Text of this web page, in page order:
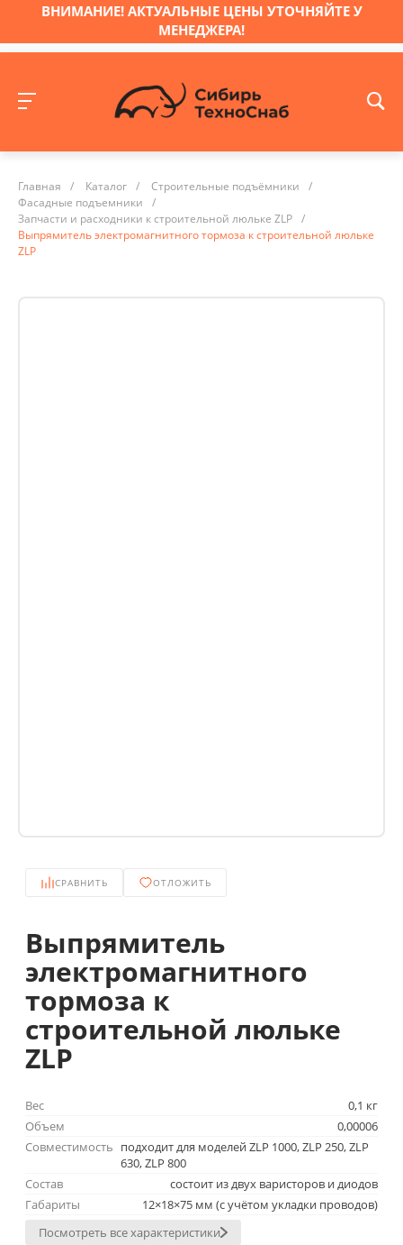
ВНИМАНИЕ! АКТУАЛЬНЫЕ ЦЕНЫ УТОЧНЯЙТЕ У
МЕНЕДЖЕРА!
Главная / Каталог / Строительные подъёмники
/
Фасадные подъемники
/
Запчасти и расходники к строительной люльке ZLP /
Выпрямитель электромагнитного тормоза к строительной люльке
ZLP
СРАВНИТЬ ОТЛОЖИТЬ
Выпрямитель
электромагнитного
тормоза к
строительной люльке
ZLP
Вес
0,1 кг
Объем
0,00006
Совместимость подходит для моделей ZLP 1000, ZLP 250, ZLP
630, ZLP 800
Состав
состоит из двух варисторов и диодов
Габариты
12×18×75 мм (с учётом укладки проводов)
Посмотреть все характеристики